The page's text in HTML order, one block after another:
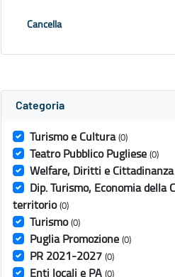
Cancella
Categoria
Turismo e Cultura (0)
Teatro Pubblico Pugliese (0)
Welfare, Diritti e Cittadinanza
Dip. Turismo, Economia della
territorio (0)
Turismo (0)
Puglia Promozione (0)
PR 2021-2027 (0)
Enti locali e PA (0)